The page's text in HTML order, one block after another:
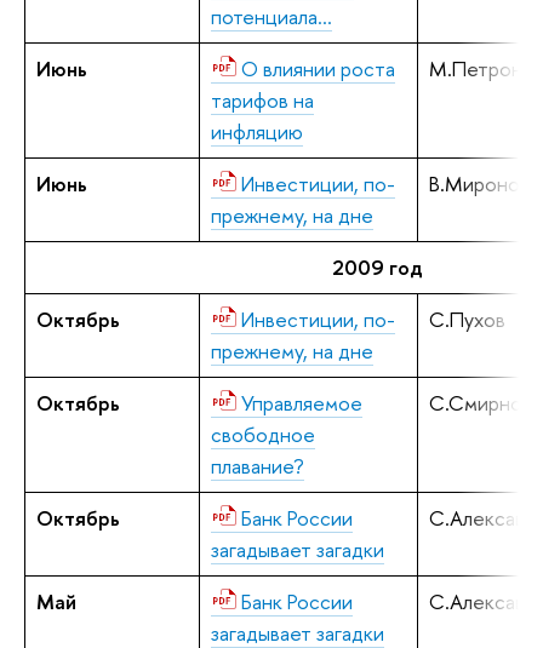
потенциала…
Июнь
О влиянии роста
тарифов на
инфляцию
Июнь
Инвестиции, по-
прежнему, на дне
В.Миронов
2009 год
Октябрь
Инвестиции, по-
прежнему, на дне
С.Пухов
Октябрь
Управляемое
свободное
плавание?
С.Смирнов
Октябрь
Банк России
загадывает загадки
Май
Банк России
загадывает загадки